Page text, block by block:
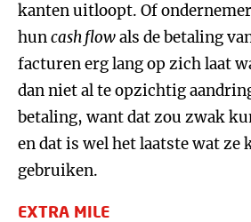
kanten uitloopt. Of
huncash flowals de betaling
facturen erg lang op zich laat
dan niet al te opzichtig
betaling, want dat zou zwak
en dat is wel het laatste wat ze
gebruiken.
EXTRA MILE